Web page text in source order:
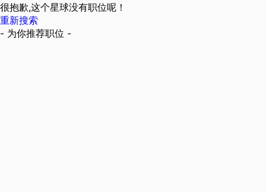
很抱歉,这个星球没有职位呢！
重新搜索
- 为你推荐职位 -